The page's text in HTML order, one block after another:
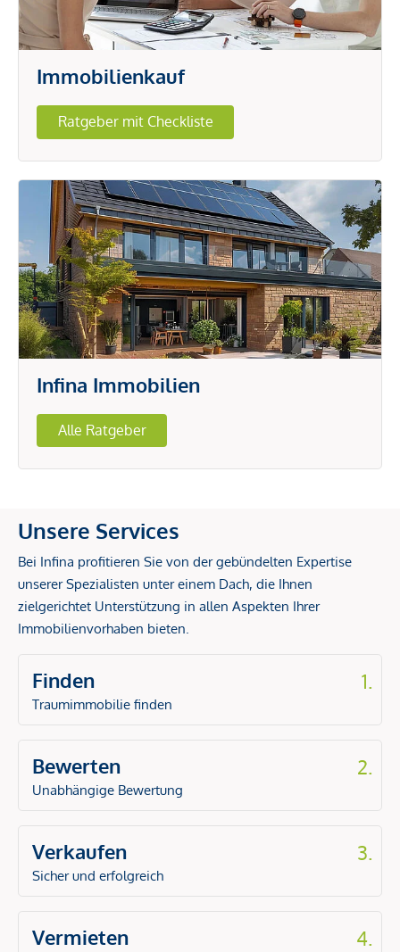
Immobilienkauf
Ratgeber mit Checkliste
Infina Immobilien
Alle Ratgeber
Unsere Services
Bei Infina profitieren Sie von der gebündelten Expertise
unserer Spezialisten unter einem Dach, die Ihnen
zielgerichtet Unterstützung in allen Aspekten Ihrer
Immobilienvorhaben bieten.
Finden
Traumimmobilie finden
1.
Bewerten
Unabhängige Bewertung
2.
Verkaufen
Sicher und erfolgreich
3.
Vermieten 4.